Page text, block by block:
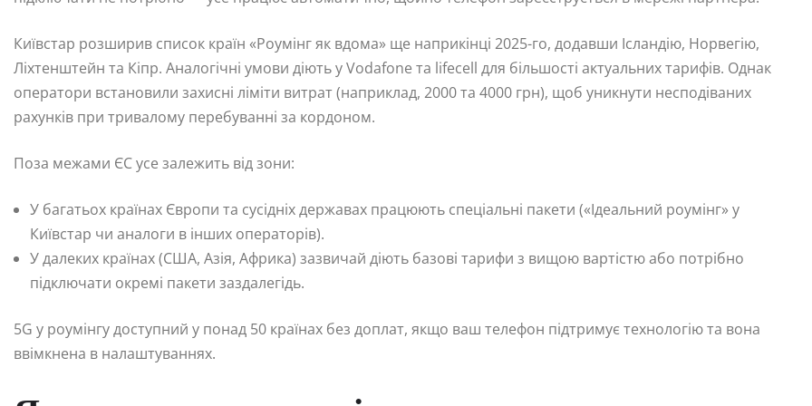
Київстар розширив список країн «Роумінг як вдома» ще наприкінці 2025-го, додавши Ісландію, Норвегію,
Ліхтенштейн та Кіпр. Аналогічні умови діють у Vodafone та lifecell для більшості актуальних тарифів. Однак
оператори встановили захисні ліміти витрат (наприклад, 2000 та 4000 грн), щоб уникнути несподіваних
рахунків при тривалому перебуванні за кордоном.
Поза межами ЄС усе залежить від зони:
У багатьох країнах Європи та сусідніх державах працюють спеціальні пакети («Ідеальний роумінг» у
Київстар чи аналоги в інших операторів).
У далеких країнах (США, Азія, Африка) зазвичай діють базові тарифи з вищою вартістю або потрібно
підключати окремі пакети заздалегідь.
5G у роумінгу доступний у понад 50 країнах без доплат, якщо ваш телефон підтримує технологію та вона
ввімкнена в налаштуваннях.